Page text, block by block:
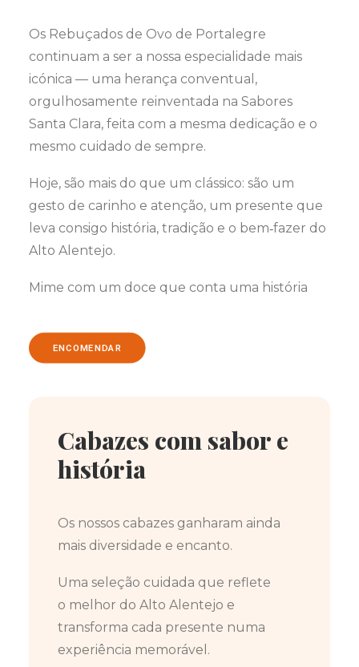
Os Rebuçados de Ovo de Portalegre
continuam a ser a nossa especialidade mais
icónica — uma herança conventual,
orgulhosamente reinventada na Sabores
Santa Clara, feita com a mesma dedicação e o
mesmo cuidado de sempre.
Hoje, são mais do que um clássico: são um
gesto de carinho e atenção, um presente que
leva consigo história, tradição e o bem‑fazer do
Alto Alentejo.
Mime com um doce que conta uma história
ENCOMENDAR
Cabazes com sabor e
história
Os nossos cabazes ganharam ainda
mais diversidade e encanto.
Uma seleção cuidada que reflete
o melhor do Alto Alentejo e
transforma cada presente numa
experiência memorável.